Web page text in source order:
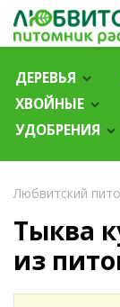
ДЕРЕВЬЯ
ХВОЙНЫЕ
УДОБРЕНИЯ
Любвитский
Тыква
из